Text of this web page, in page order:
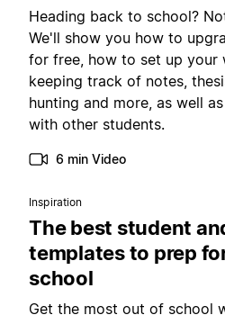
Heading back to school?
We'll show you how to
for free, how to set up your
keeping track of notes,
hunting and more, as well
with other students.
6 min Video
Inspiration
The best student
templates to prep
school
Get the most out of school